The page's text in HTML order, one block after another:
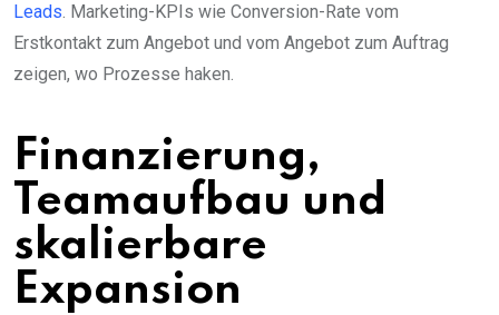
Leads. Marketing-KPIs wie Conversion-Rate vom
Erstkontakt zum Angebot und vom Angebot zum Auftrag
zeigen, wo Prozesse haken.
Finanzierung,
Teamaufbau und
skalierbare
Expansion